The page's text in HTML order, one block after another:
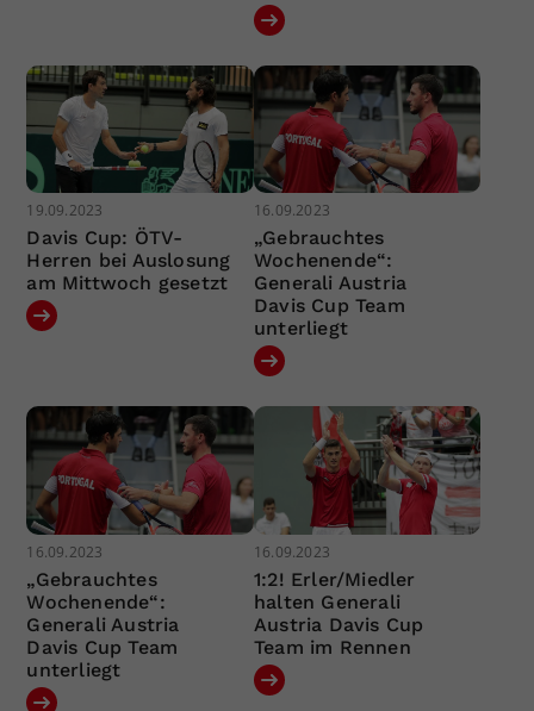
19.09.2023
Davis Cup: ÖTV-
Herren bei Auslosung
am Mittwoch gesetzt
16.09.2023
„Gebrauchtes
Wochenende“:
Generali Austria
Davis Cup Team
unterliegt
16.09.2023
„Gebrauchtes
Wochenende“:
Generali Austria
Davis Cup Team
unterliegt
16.09.2023
1:2! Erler/Miedler
halten Generali
Austria Davis Cup
Team im Rennen